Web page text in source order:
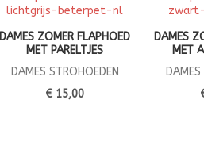
DAMES ZOMER FLAPHOED
MET PARELTJES
DAMES STROHOEDEN
€ 15,00
DAMES
MET